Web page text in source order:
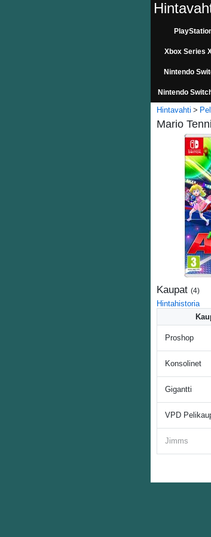
Xbox Series
Nintendo
Nintendo
Hintavahti
Mario
Kaupat (4)
Hintahistoria
Proshop
Konsolinet
Gigantti
VPD
Jimms